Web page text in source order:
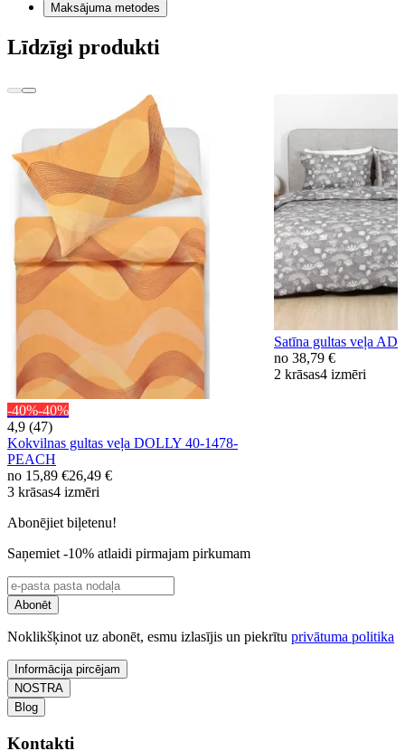
Maksājuma metodes
Līdzīgi produkti
-40%-40%
4,9 (47)
Kokvilnas gultas veļa DOLLY 40-1478-
PEACH
no 15,89 €26,49 €
3 krāsas4 izmēri
Satīna gultas veļa
no 38,79 €
2 krāsas4 izmēri
Abonējiet biļetenu!
Saņemiet -10% atlaidi pirmajam pirkumam
Abonēt
Noklikšķinot uz abonēt, esmu izlasījis un piekrītu privātuma politika
Informācija pircējam
NOSTRA
Blog
Kontakti